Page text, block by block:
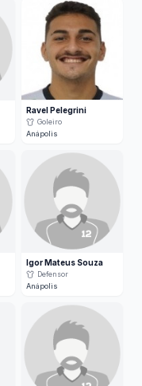
Ravel Pelegrini
Goleiro
Anápolis
Igor Mateus Souza
Defensor
Anápolis